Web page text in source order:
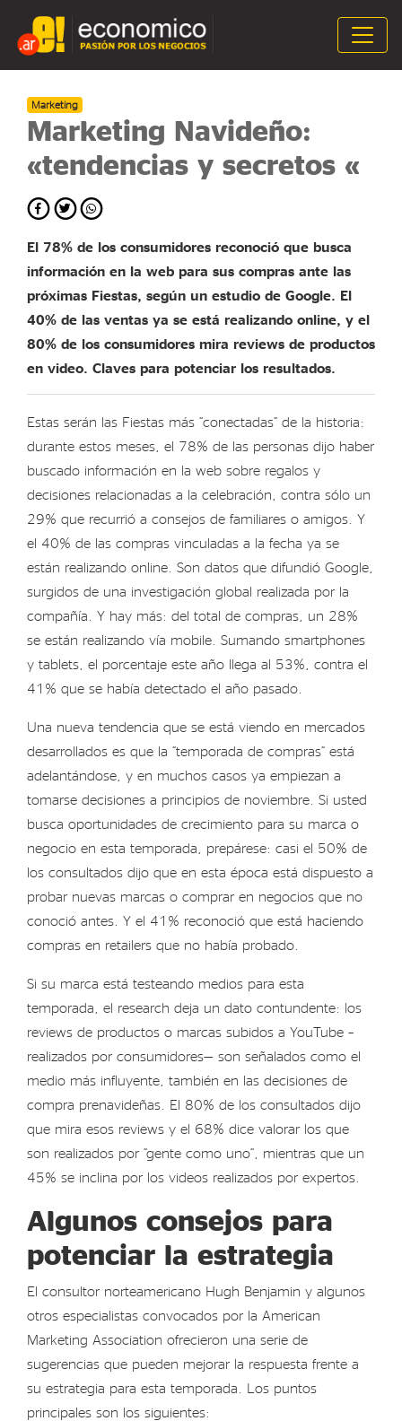
Marketing
Marketing Navideño:
«tendencias y secretos «
El 78% de los consumidores reconoció que busca
información en la web para sus compras ante las
próximas Fiestas, según un estudio de Google. El
40% de las ventas ya se está realizando online, y el
80% de los consumidores mira reviews de productos
en video. Claves para potenciar los resultados.
Estas serán las Fiestas más “conectadas” de la historia:
durante estos meses, el 78% de las personas dijo haber
buscado información en la web sobre regalos y
decisiones relacionadas a la celebración, contra sólo un
29% que recurrió a consejos de familiares o amigos. Y
el 40% de las compras vinculadas a la fecha ya se
están realizando online. Son datos que difundió Google,
surgidos de una investigación global realizada por la
compañía. Y hay más: del total de compras, un 28%
se están realizando vía mobile. Sumando smartphones
y tablets, el porcentaje este año llega al 53%, contra el
41% que se había detectado el año pasado.
Una nueva tendencia que se está viendo en mercados
desarrollados es que la “temporada de compras” está
adelantándose, y en muchos casos ya empiezan a
tomarse decisiones a principios de noviembre. Si usted
busca oportunidades de crecimiento para su marca o
negocio en esta temporada, prepárese: casi el 50% de
los consultados dijo que en esta época está dispuesto a
probar nuevas marcas o comprar en negocios que no
conoció antes. Y el 41% reconoció que está haciendo
compras en retailers que no había probado.
Si su marca está testeando medios para esta
temporada, el research deja un dato contundente: los
reviews de productos o marcas subidos a YouTube –
realizados por consumidores— son señalados como el
medio más influyente, también en las decisiones de
compra prenavideñas. El 80% de los consultados dijo
que mira esos reviews y el 68% dice valorar los que
son realizados por “gente como uno”, mientras que un
45% se inclina por los videos realizados por expertos.
Algunos consejos para
potenciar la estrategia
El consultor norteamericano Hugh Benjamin y algunos
otros especialistas convocados por la American
Marketing Association ofrecieron una serie de
sugerencias que pueden mejorar la respuesta frente a
su estrategia para esta temporada. Los puntos
principales son los siguientes: